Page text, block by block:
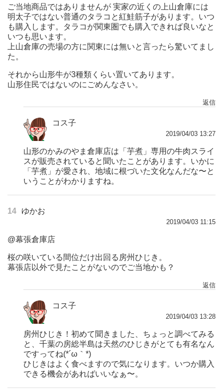
ご当地商品ではありませんが 実家の近くの上山倉庫には
明太子ではない普通のタラコと紅鮭筋子があります。いつ
も購入します。タラコが関東圏でも購入できれば良いなと
いつも思います。
上山倉庫の売場の方に関東には無いと言ったら驚いてまし
た。
それから山形牛が3種類くらい置いてあります。
山形住民ではないのにごめんなさい。
返信
コス子
2019/04/03 13:27
山形のかみのやま倉庫店は「芋煮」専用の牛肉スライ
スが販売されていると聞いたことがあります。いかに
「芋煮」が愛され、地域に根づいた文化なんだな〜と
いうことがわかりますね。
14 ゆかお
2019/04/03 11:15
@幕張倉庫店
桜の咲いている間位だけ出回る房州ひじき。
幕張店以外で見たことがないのでご当地かも？
返信
コス子
2019/04/03 13:28
房州ひじき！初めて聞きました、ちょっと調べてみる
と、千葉の房総半島は天然のひじきがとても有名なん
ですってね(*´ω｀*)
ひじきはよく食べますので気になります。いつか購入
できる機会があればいいなぁ〜。